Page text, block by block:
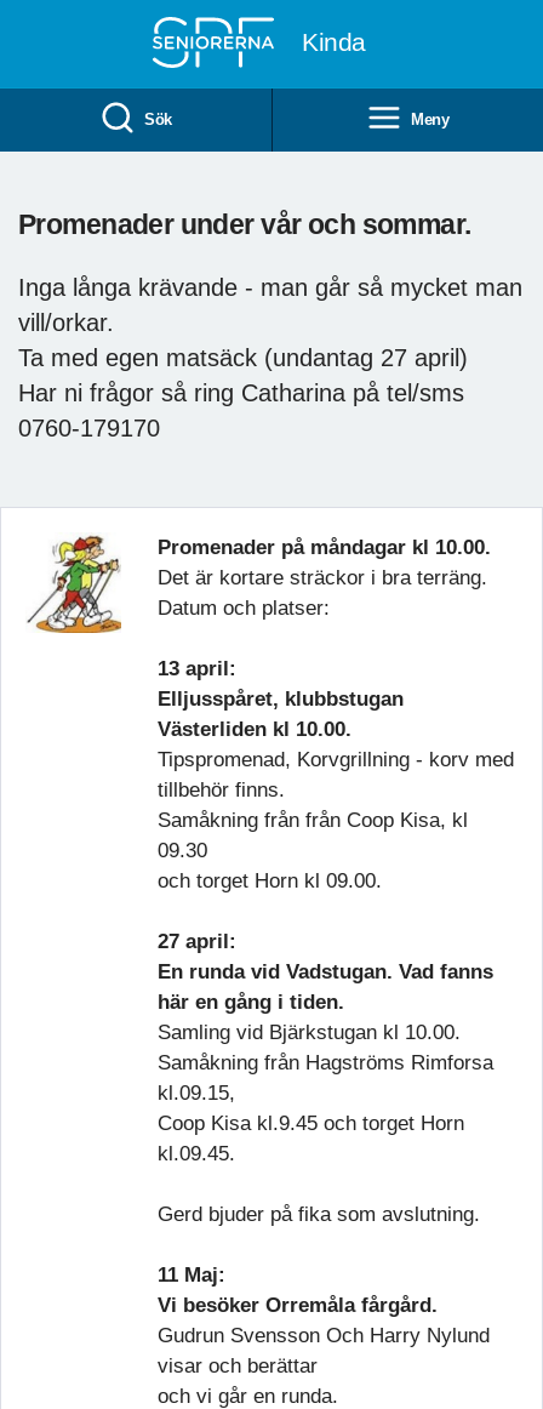
Kinda
Sök Meny
Promenader under vår och sommar.
Inga långa krävande - man går så mycket man
vill/orkar.
Ta med egen matsäck (undantag 27 april)
Har ni frågor så ring Catharina på tel/sms
0760-179170
Promenader på måndagar kl 10.00.
Det är kortare sträckor i bra terräng.
Datum och platser:
13 april:
Elljusspåret, klubbstugan
Västerliden kl 10.00.
Tipspromenad, Korvgrillning - korv med
tillbehör finns.
Samåkning från från Coop Kisa, kl
09.30
och torget Horn kl 09.00.
27 april:
En runda vid Vadstugan. Vad fanns
här en gång i tiden.
Samling vid Bjärkstugan kl 10.00.
Samåkning från Hagströms Rimforsa
kl.09.15,
Coop Kisa kl.9.45 och torget Horn
kl.09.45.
Gerd bjuder på fika som avslutning.
11 Maj:
Vi besöker Orremåla fårgård.
Gudrun Svensson Och Harry Nylund
visar och berättar
och vi går en runda.